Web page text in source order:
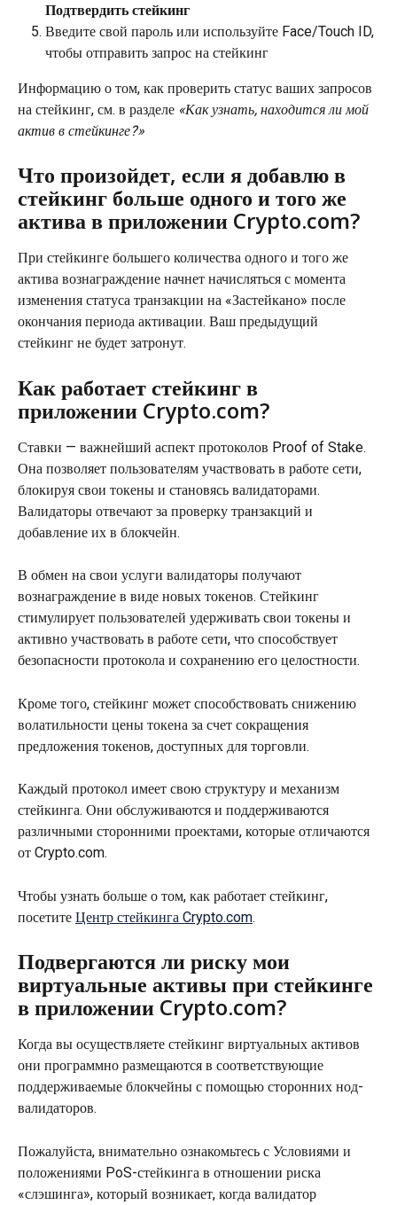
Подтвердить стейкинг
Введите свой пароль или используйте Face/Touch ID,
чтобы отправить запрос на стейкинг
Информацию о том, как проверить статус ваших запросов
на стейкинг, см. в разделе «Как узнать, находится ли мой
актив в стейкинге?»
Что произойдет, если я добавлю в
стейкинг больше одного и того же
актива в приложении Crypto.com?
При стейкинге большего количества одного и того же
актива вознаграждение начнет начисляться с момента
изменения статуса транзакции на «Застейкано» после
окончания периода активации. Ваш предыдущий
стейкинг не будет затронут.
Как работает стейкинг в
приложении Crypto.com?
Ставки — важнейший аспект протоколов Proof of Stake.
Она позволяет пользователям участвовать в работе сети,
блокируя свои токены и становясь валидаторами.
Валидаторы отвечают за проверку транзакций и
добавление их в блокчейн.
В обмен на свои услуги валидаторы получают
вознаграждение в виде новых токенов. Стейкинг
стимулирует пользователей удерживать свои токены и
активно участвовать в работе сети, что способствует
безопасности протокола и сохранению его целостности.
Кроме того, стейкинг может способствовать снижению
волатильности цены токена за счет сокращения
предложения токенов, доступных для торговли.
Каждый протокол имеет свою структуру и механизм
стейкинга. Они обслуживаются и поддерживаются
различными сторонними проектами, которые отличаются
от Crypto.com.
Чтобы узнать больше о том, как работает стейкинг,
посетите Центр стейкинга Crypto.com.
Подвергаются ли риску мои
виртуальные активы при стейкинге
в приложении Crypto.com?
Когда вы осуществляете стейкинг виртуальных активов
они программно размещаются в соответствующие
поддерживаемые блокчейны с помощью сторонних нод-
валидаторов.
Пожалуйста, внимательно ознакомьтесь с Условиями и
положениями PoS-стейкинга в отношении риска
«слэшинга», который возникает, когда валидатор